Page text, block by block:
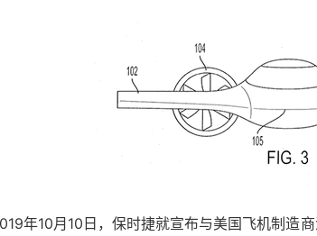
年10月10日，保时捷就宣布与美国飞机制造